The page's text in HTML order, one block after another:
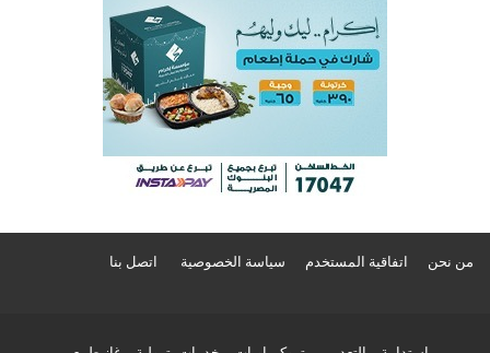
من نحن اتفاقية المستخدم سياسة الخصوصية اتصل بنا